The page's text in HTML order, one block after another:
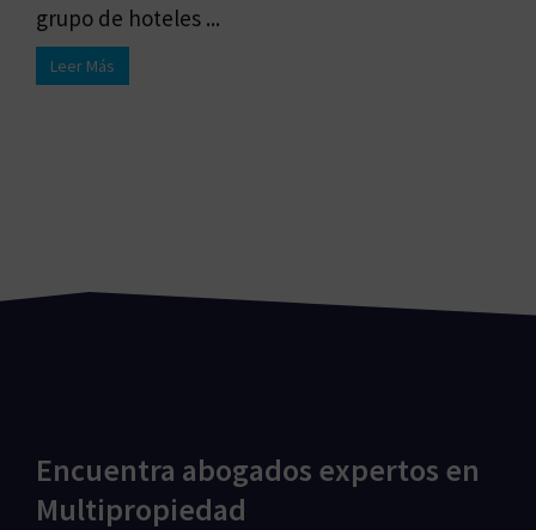
grupo de hoteles ...
Leer Más
Encuentra abogados expertos en
Multipropiedad